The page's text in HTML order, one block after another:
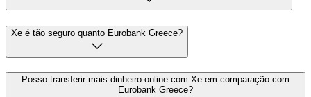
Xe é tão seguro quanto Eurobank Greece?
Posso transferir mais dinheiro online com Xe em comparação com
Eurobank Greece?